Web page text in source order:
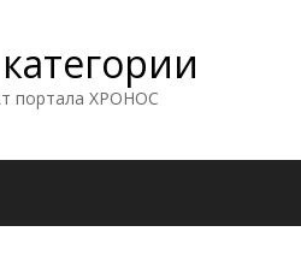
портала ХРОНОС